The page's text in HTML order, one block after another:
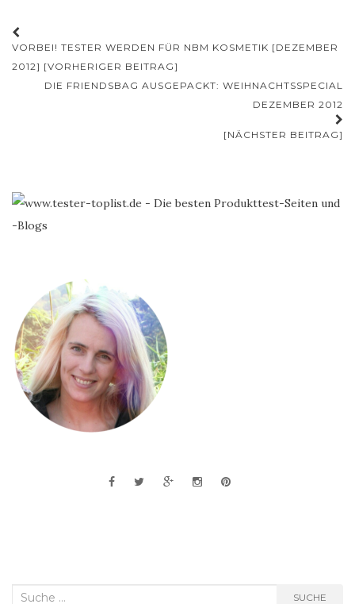
Beitrags-
Navigation
VORBEI! TESTER WERDEN FÜR NBM KOSMETIK [DEZEMBER
2012] [VORHERIGER BEITRAG]
DIE FRIENDSBAG AUSGEPACKT: WEIHNACHTSSPECIAL
DEZEMBER 2012
[NÄCHSTER BEITRAG]
Suche
SUCHE